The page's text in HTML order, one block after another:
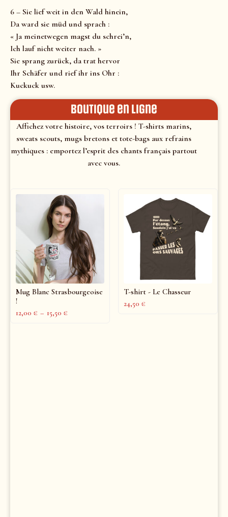
6 – Sie lief weit in den Wald hinein,
Da ward sie müd und sprach :
« Ja meinetwegen magst du schrei’n,
Ich lauf nicht weiter nach. »
Sie sprang zurück, da trat hervor
Ihr Schäfer und rief ihr ins Ohr :
Kuckuck usw.
Boutique en ligne
Affichez votre histoire, vos terroirs ! T-shirts marins,
sweats scouts, mugs bretons et tote-bags aux refrains
mythiques : emportez l’esprit des chants français partout
avec vous.
Mug Blanc Strasbourgeoise
!
12,00 € – 15,50 €
T-shirt - Le Chasseur
24,50 €